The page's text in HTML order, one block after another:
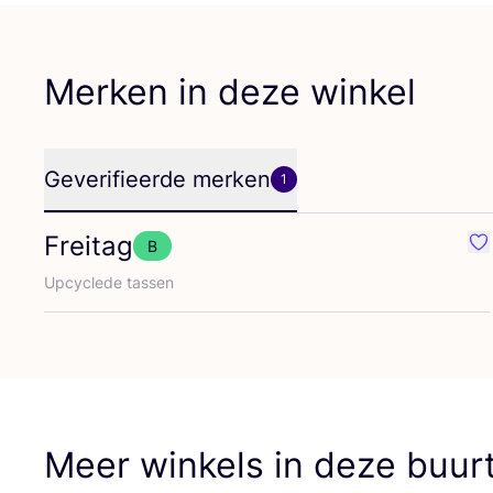
Merken in deze winkel
Geverifieerde merken 1
Freitag
B
Upcy­cle­de tassen
Meer winkels in deze